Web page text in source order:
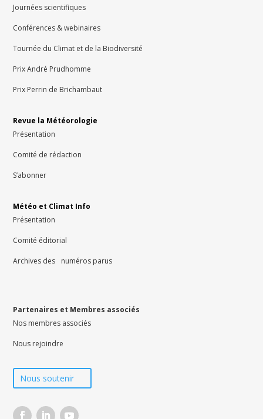
Journées scientifiques
Conférences & webinaires
Tournée du Climat et de la Biodiversité
Prix André Prudhomme
Prix Perrin de Brichambaut
Revue la Météorologie
Présentation
Comité de rédaction
S’abonner
Météo et Climat Info
Présentation
Comité éditorial
Archives des numéros parus
Partenaires et Membres associés
Nos membres associés
Nous rejoindre
Nous soutenir